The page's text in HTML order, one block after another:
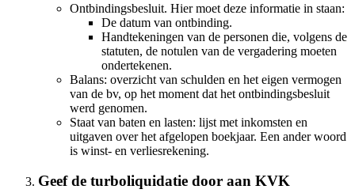
Ontbindingsbesluit. Hier moet deze informatie in staan:
De datum van ontbinding.
Handtekeningen van de personen die, volgens de
statuten, de notulen van de vergadering moeten
ondertekenen.
Balans: overzicht van schulden en het eigen vermogen
van de bv, op het moment dat het ontbindingsbesluit
werd genomen.
Staat van baten en lasten: lijst met inkomsten en
uitgaven over het afgelopen boekjaar. Een ander woord
is winst- en verliesrekening.
Geef de turboliquidatie door aan KVK